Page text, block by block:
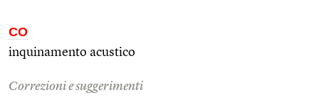
CO
inquinamento acustico
Correzioni e suggerimenti